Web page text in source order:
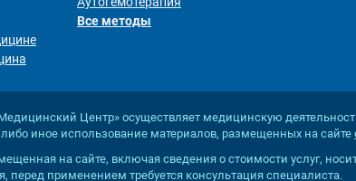
Все методы
Центр» осуществляет медицинскую
иное использование материалов, размещенных на сайте
на сайте, включая сведения о стоимости услуг,
перед применением требуется консультация специалиста.